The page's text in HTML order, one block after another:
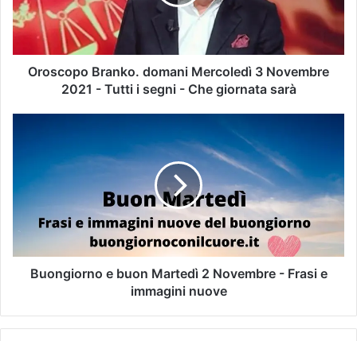
Oroscopo Branko. domani Mercoledì 3 Novembre
2021 - Tutti i segni - Che giornata sarà
Buongiorno e buon Martedì 2 Novembre - Frasi e
immagini nuove